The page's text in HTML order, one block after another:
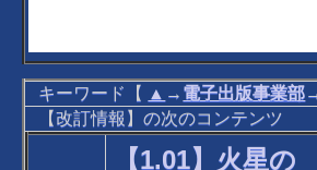
キーワード【 ▲ → 電子出版事業部
【改訂情報】の次のコンテンツ
【1.01】火星の